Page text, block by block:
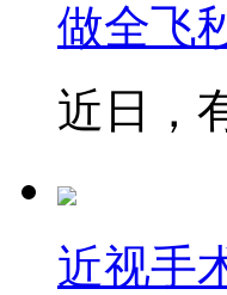
做全飞
近日，
近视手